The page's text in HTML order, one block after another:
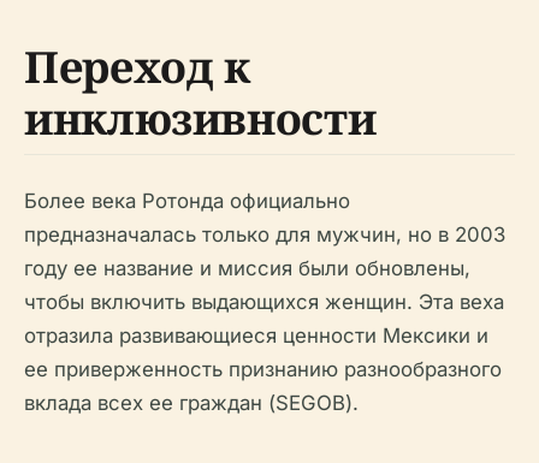
Переход к
инклюзивности
Более века Ротонда официально
предназначалась только для мужчин, но в 2003
году ее название и миссия были обновлены,
чтобы включить выдающихся женщин. Эта веха
отразила развивающиеся ценности Мексики и
ее приверженность признанию разнообразного
вклада всех ее граждан (SEGOB).